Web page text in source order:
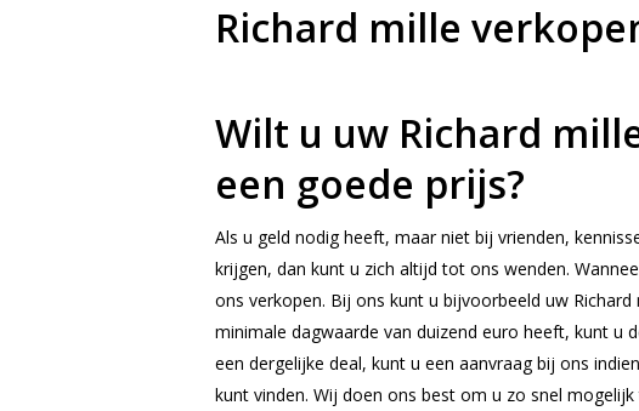
Richard mille
Wilt u uw Richard
een goede prijs?
Als u geld nodig heeft, maar niet bij vrienden,
krijgen, dan kunt u zich altijd tot ons wenden.
ons verkopen. Bij ons kunt u bijvoorbeeld uw
minimale dagwaarde van duizend euro heeft, kunt u
een dergelijke deal, kunt u een aanvraag bij ons
kunt vinden. Wij doen ons best om u zo snel